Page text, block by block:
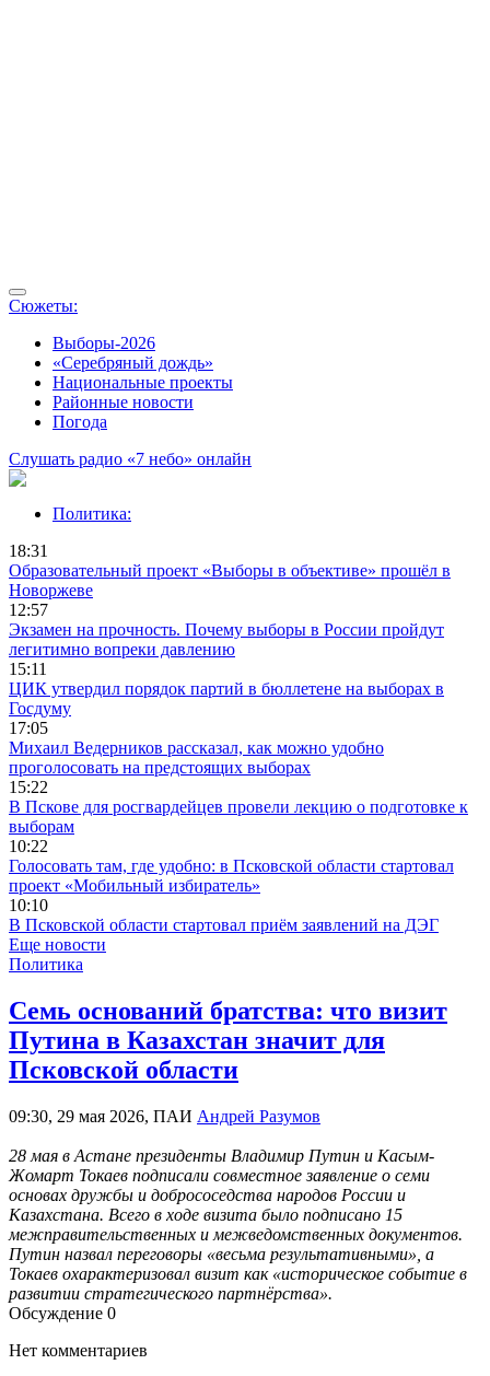
Сюжеты:
Выборы-2026
«Серебряный дождь»
Национальные проекты
Районные новости
Погода
Слушать радио «7 небо» онлайн
Политика:
18:31
Образовательный проект «Выборы в объективе» прошёл в
Новоржеве
12:57
Экзамен на прочность. Почему выборы в России пройдут
легитимно вопреки давлению
15:11
ЦИК утвердил порядок партий в бюллетене на выборах в
Госдуму
17:05
Михаил Ведерников рассказал, как можно удобно
проголосовать на предстоящих выборах
15:22
В Пскове для росгвардейцев провели лекцию о подготовке к
выборам
10:22
Голосовать там, где удобно: в Псковской области стартовал
проект «Мобильный избиратель»
10:10
В Псковской области стартовал приём заявлений на ДЭГ
Еще новости
Политика
Семь оснований братства: что визит
Путина в Казахстан значит для
Псковской области
09:30, 29 мая 2026, ПАИ Андрей Разумов
28 мая в Астане президенты Владимир Путин и Касым-
Жомарт Токаев подписали совместное заявление о семи
основах дружбы и добрососедства народов России и
Казахстана. Всего в ходе визита было подписано 15
межправительственных и межведомственных документов.
Путин назвал переговоры «весьма результативными», а
Токаев охарактеризовал визит как «историческое событие в
развитии стратегического партнёрства».
Обсуждение 0
Нет комментариев